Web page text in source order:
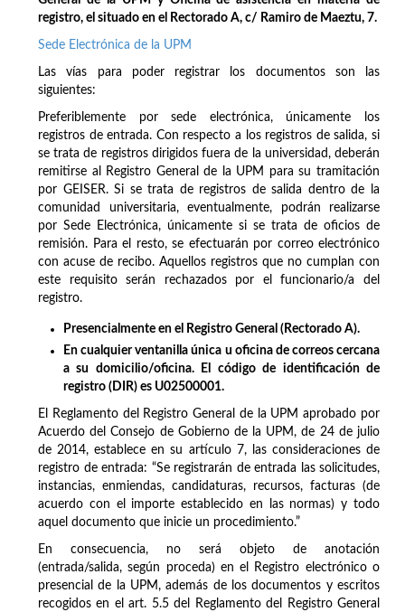
registro, el situado en el Rectorado A, c/ Ramiro de Maeztu, 7.
Sede Electrónica de la UPM
Las vías para poder registrar los documentos son las
siguientes:
Preferiblemente por sede electrónica, únicamente los
registros de entrada. Con respecto a los registros de salida, si
se trata de registros dirigidos fuera de la universidad, deberán
remitirse al Registro General de la UPM para su tramitación
por GEISER. Si se trata de registros de salida dentro de la
comunidad universitaria, eventualmente, podrán realizarse
por Sede Electrónica, únicamente si se trata de oficios de
remisión. Para el resto, se efectuarán por correo electrónico
con acuse de recibo. Aquellos registros que no cumplan con
este requisito serán rechazados por el funcionario/a del
registro.
Presencialmente en el Registro General (Rectorado A).
En cualquier ventanilla única u oficina de correos cercana
a su domicilio/oficina. El código de identificación de
registro (DIR) es U02500001.
El Reglamento del Registro General de la UPM aprobado por
Acuerdo del Consejo de Gobierno de la UPM, de 24 de julio
de 2014, establece en su artículo 7, las consideraciones de
registro de entrada: “Se registrarán de entrada las solicitudes,
instancias, enmiendas, candidaturas, recursos, facturas (de
acuerdo con el importe establecido en las normas) y todo
aquel documento que inicie un procedimiento.”
En consecuencia, no será objeto de anotación
(entrada/salida, según proceda) en el Registro electrónico o
presencial de la UPM, además de los documentos y escritos
recogidos en el art. 5.5 del Reglamento del Registro General